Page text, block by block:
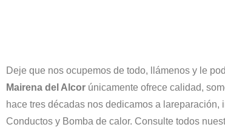
Deje que nos ocupemos de todo, llámenos y le
Mairena del Alcor únicamente ofrece calidad,
hace tres décadas nos dedicamos a
Conductos y Bomba de calor. Consulte todos